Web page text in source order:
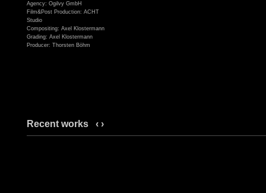
Agency: Ogilvy GmbH
Film&Post Production: ACHT
Studio
Compositing: Axel Klostermann
Grading: Axel Klostermann
Producer: Thorsten Böhm
Recent works ‹ ›